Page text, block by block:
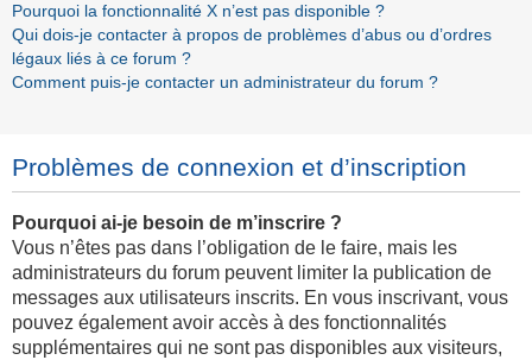
Pourquoi la fonctionnalité X n’est pas disponible ?
Qui dois-je contacter à propos de problèmes d’abus ou d’ordres
légaux liés à ce forum ?
Comment puis-je contacter un administrateur du forum ?
Problèmes de connexion et d’inscription
Pourquoi ai-je besoin de m’inscrire ?
Vous n’êtes pas dans l’obligation de le faire, mais les
administrateurs du forum peuvent limiter la publication de
messages aux utilisateurs inscrits. En vous inscrivant, vous
pouvez également avoir accès à des fonctionnalités
supplémentaires qui ne sont pas disponibles aux visiteurs,